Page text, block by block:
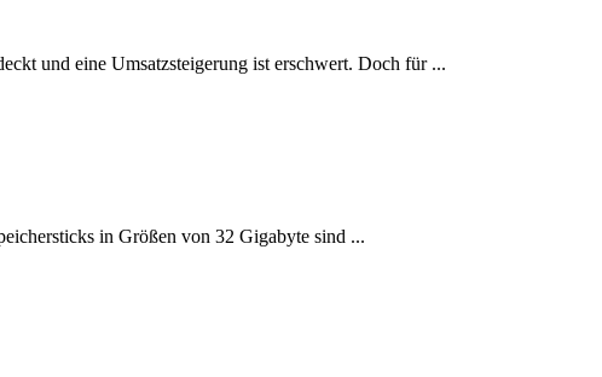
und eine Umsatzsteigerung ist erschwert. Doch für ...
in Größen von 32 Gigabyte sind ...